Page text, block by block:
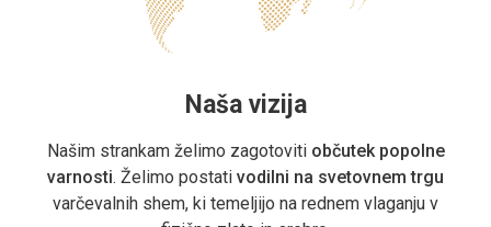
Naša vizija
Našim strankam želimo zagotoviti občutek popolne
varnosti. Želimo postati vodilni na svetovnem trgu
varčevalnih shem, ki temeljijo na rednem vlaganju v